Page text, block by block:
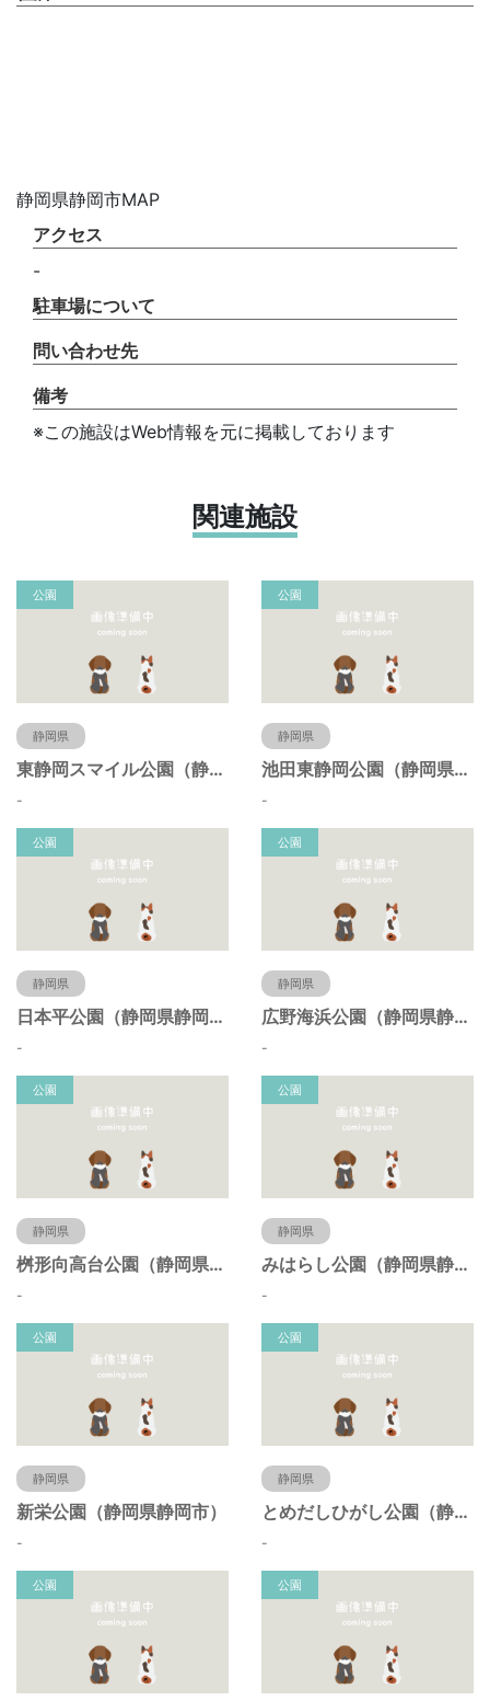
静岡県静岡市MAP
アクセス
-
駐車場について
問い合わせ先
備考
※この施設はWeb情報を元に掲載しております
関連施設
公園
静岡県
東静岡スマイル公園（静岡県静岡市）
-
公園
静岡県
池田東静岡公園（静岡県静岡市）
-
公園
静岡県
日本平公園（静岡県静岡市）
-
公園
静岡県
広野海浜公園（静岡県静岡市）
-
公園
静岡県
桝形向高台公園（静岡県静岡市）
-
公園
静岡県
みはらし公園（静岡県静岡市）
-
公園
静岡県
新栄公園（静岡県静岡市）
-
公園
静岡県
とめだしひがし公園（静岡県静岡市）
-
公園 公園